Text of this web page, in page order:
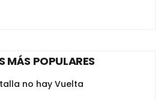
MÁS POPULARES
no hay Vuelta